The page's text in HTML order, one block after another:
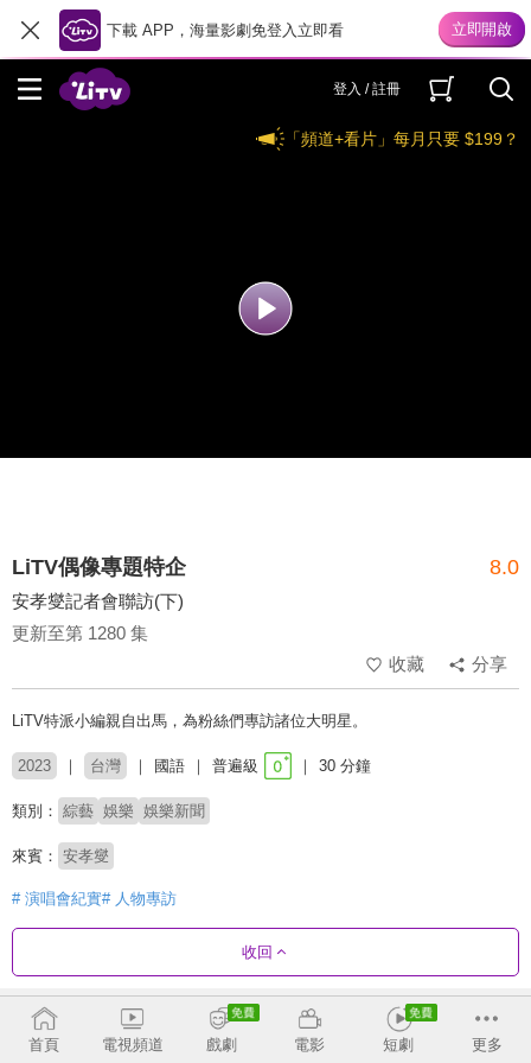
下載 APP，海量影劇免登入立即看
登入 / 註冊
「頻道+看片」每月只要 $199？
LiTV偶像專題特企 8.0
安孝燮記者會聯訪(下)
更新至第 1280 集
收藏
分享
LiTV特派小編親自出馬，為粉絲們專訪諸位大明星。
2023 台灣 國語 普遍級 30 分鐘
類別： 綜藝 娛樂 娛樂新聞
來賓： 安孝燮
# 演唱會紀實# 人物專訪
收回
劇集列表 反序 收合
首頁 電視頻道 戲劇 電影 短劇 更多